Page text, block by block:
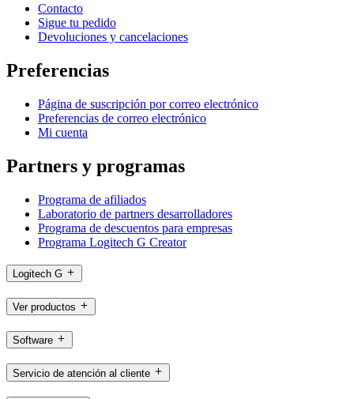
Contacto
Sigue tu pedido
Devoluciones y cancelaciones
Preferencias
Página de suscripción por correo electrónico
Preferencias de correo electrónico
Mi cuenta
Partners y programas
Programa de afiliados
Laboratorio de partners desarrolladores
Programa de descuentos para empresas
Programa Logitech G Creator
Logitech G
Ver productos
Software
Servicio de atención al cliente